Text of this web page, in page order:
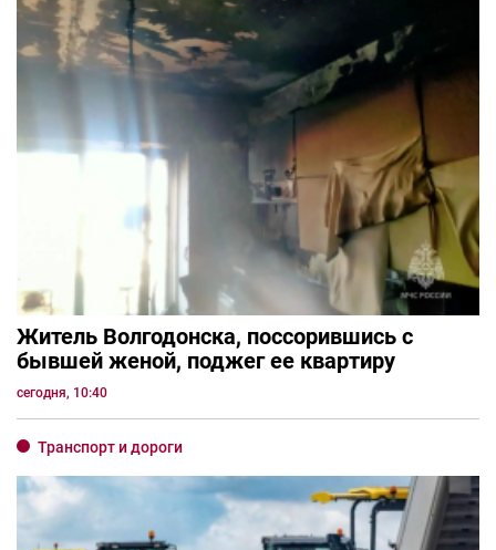
Житель Волгодонска, поссорившись с
бывшей женой, поджег ее квартиру
сегодня, 10:40
Транспорт и дороги